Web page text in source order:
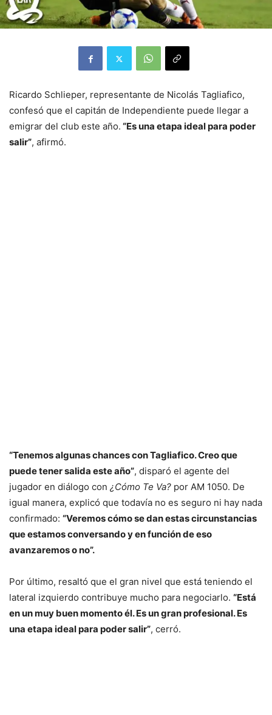
Ricardo Schlieper, representante de Nicolás Tagliafico,
confesó que el capitán de Independiente puede llegar a
emigrar del club este año. “Es una etapa ideal para poder
salir”, afirmó.
“Tenemos algunas chances con Tagliafico. Creo que
puede tener salida este año”, disparó el agente del
jugador en diálogo con ¿Cómo Te Va? por AM 1050. De
igual manera, explicó que todavía no es seguro ni hay nada
confirmado: “Veremos cómo se dan estas circunstancias
que estamos conversando y en función de eso
avanzaremos o no”.
Por último, resaltó que el gran nivel que está teniendo el
lateral izquierdo contribuye mucho para negociarlo. “Está
en un muy buen momento él. Es un gran profesional. Es
una etapa ideal para poder salir”, cerró.